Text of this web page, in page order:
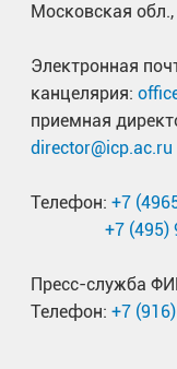
Московская
Электронная
канцелярия:
приемная
director@icp.ac.ru
Телефон: +7
+7 (495)
Пресс-служба
Телефон: +7